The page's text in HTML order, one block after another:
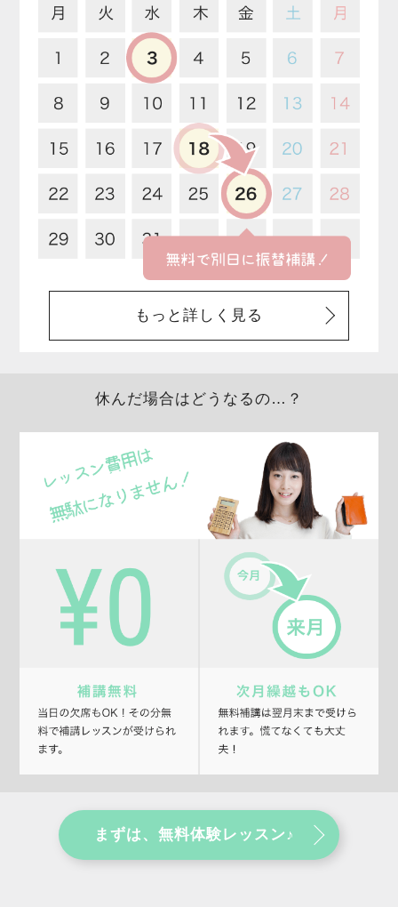
もっと詳しく見る
休んだ場合はどうなるの…？
まずは、無料体験レッスン♪